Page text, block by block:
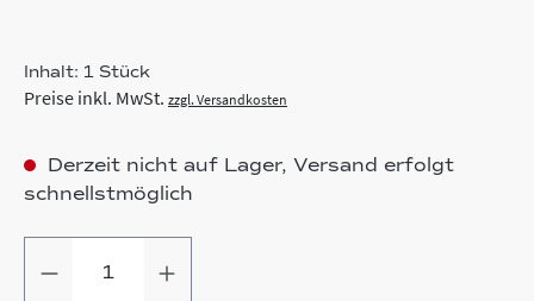
Inhalt: 1 Stück
Preise inkl. MwSt. zzgl. Versandkosten
Derzeit nicht auf Lager, Versand erfolgt
schnellstmöglich